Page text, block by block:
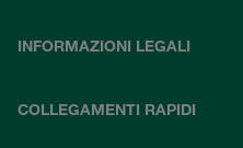
INFORMAZIONI LEGALI
COLLEGAMENTI RAPIDI